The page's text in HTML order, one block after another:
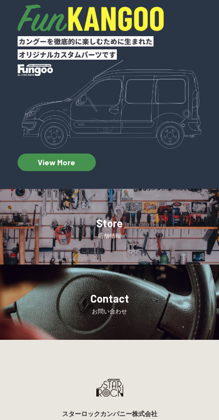
View More
Store
店舗情報
Contact
お問い合わせ
スターロックカンパニー株式会社